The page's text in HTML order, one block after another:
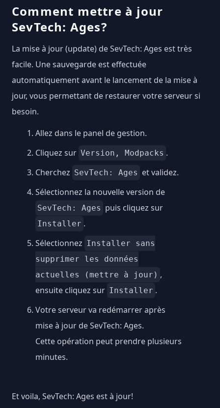
Comment mettre à jour
SevTech: Ages?
La mise à jour (update) de SevTech: Ages est très
facile. Une sauvegarde est effectuée
automatiquement avant le lancement de la mise à
jour, vous permettant de restaurer votre serveur si
besoin.
Allez dans le panel de gestion.
Cliquez sur Version, Modpacks .
Cherchez SevTech: Ages et validez.
Sélectionnez la nouvelle version de
SevTech: Ages puis cliquez sur
Installer .
Sélectionnez Installer sans
supprimer les données
actuelles (mettre à jour) ,
ensuite cliquez sur Installer .
Votre serveur va redémarrer après
mise à jour de SevTech: Ages.
Cette opération peut prendre plusieurs
minutes.
Et voila, SevTech: Ages est à jour!